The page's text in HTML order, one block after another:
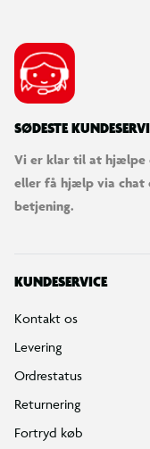
SØDESTE
Vi er klar til at hjælpe
eller få hjælp via chat
betjening.
KUNDESERVICE
Kontakt os
Levering
Ordrestatus
Returnering
Fortryd køb